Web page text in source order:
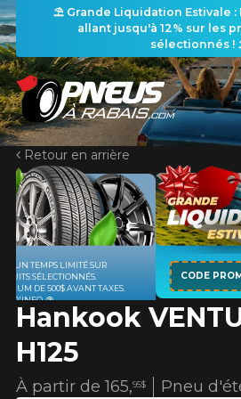
⛱️ Grande Liquidation Estivale
allant jusqu'à 12% sur les
sélectionnés !
ACCUEIL
PNEUS
RECHERCHE DE
Rechercher par
Par dimensions
Recherche par dimensions
ROUES
RECHERCHE DE
ENSEMBLES
RECHERCHE
PROMOTIONS
Retour en arrière
Hankook
H125
Pneu
À partir de165,95$
CODE PROMO KUMHO12